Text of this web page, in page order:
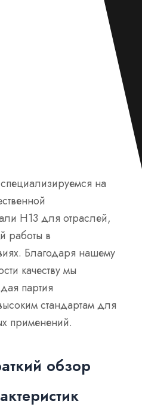
на
H13 для отраслей,
работы в
Благодаря нашему
качеству мы
партия
стандартам для
применений.
обзор